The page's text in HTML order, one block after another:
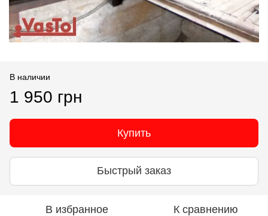
В наличии
1 950 грн
Купить
Быстрый заказ
В избранное К сравнению